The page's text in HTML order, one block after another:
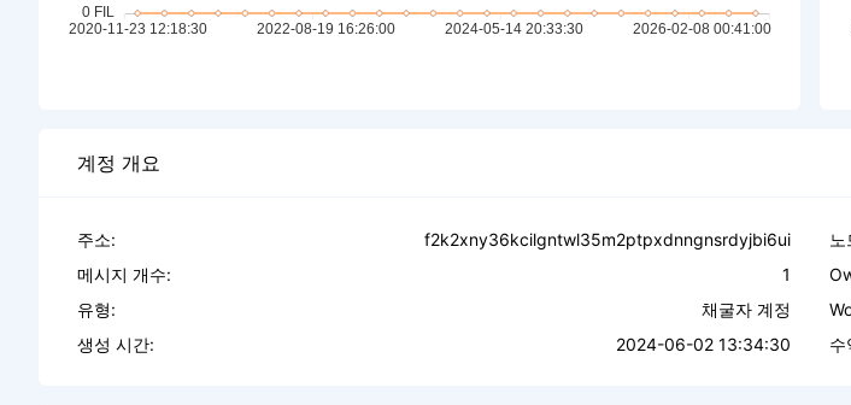
계정 개요
주소:
f2k2xny36kcilgntwl35m2ptpxdnngnsrdyjbi6ui
메시지 개수:
1
유형:
채굴자 계정
생성 시간:
2024-06-02 13:34:30
노
수